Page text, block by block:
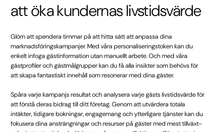
att öka kundernas livstidsvärde
Glöm att spendera timmar på att hitta sätt att anpassa dina
marknadsföringskampanjer. Med våra personaliseringstoken kan du
enkelt infoga gästinformation utan manuellt arbete. Och med våra
gästprofiler och gästmålgrupper kan du få alla insikter som behövs för
att skapa fantastiskt innehåll som resonerar med dina gäster.
Spåra varje kampanjs resultat och analysera varje gästs livstidsvärde för
att förstå deras bidrag till ditt företag. Genom att utvärdera totala
intäkter, tidigare bokningar, engagemang och ytterligare tjänster kan du
fokusera dina ansträngningar och resurser på gäster med mest tillväxt-